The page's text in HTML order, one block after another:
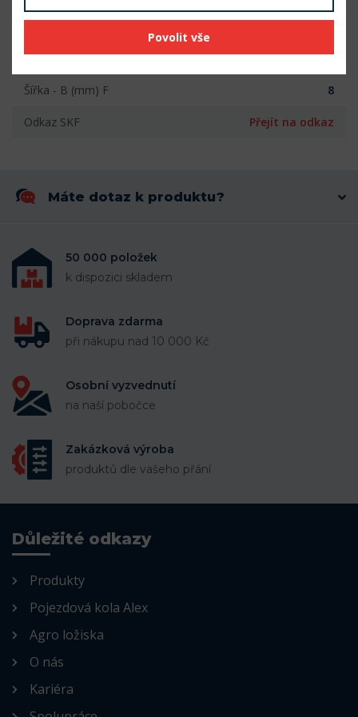
Vnější průměr (mm) 28
Šířka - B (mm) F 8
Odkaz SKF Přejít na odkaz
Máte dotaz k produktu?
50 000 položek
k dispozici skladem
Doprava zdarma
při nákupu nad 10 000 Kč
Osobní vyzvednutí
na naší pobočce
Zakázková výroba
produktů dle vašeho přání
Důležité odkazy
Produkty
Pojezdová kola Alex
Agro ložiska
O nás
Kariéra
Povolit vše